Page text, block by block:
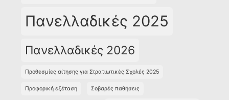
Πανελλαδικές 2025
Πανελλαδικές 2026
Προθεσμίες αίτησης για Στρατιωτικές Σχολές 2025
Προφορική εξέταση Σοβαρές παθήσεις